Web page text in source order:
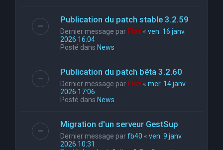
Publication du patch stable 3.2.59
Dernier message par Flox « ven. 16 janv.
2026 16:04
Posté dans News
Publication du patch bêta 3.2.60
Dernier message par Flox « mer. 14 janv.
2026 17:06
Posté dans News
Migration d'un serveur GestSup
Dernier message parfb40 « ven. 9 janv.
2026 10:31